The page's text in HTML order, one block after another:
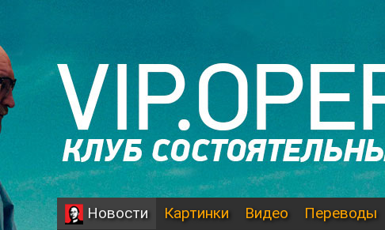
Новости Картинки Видео Переводы